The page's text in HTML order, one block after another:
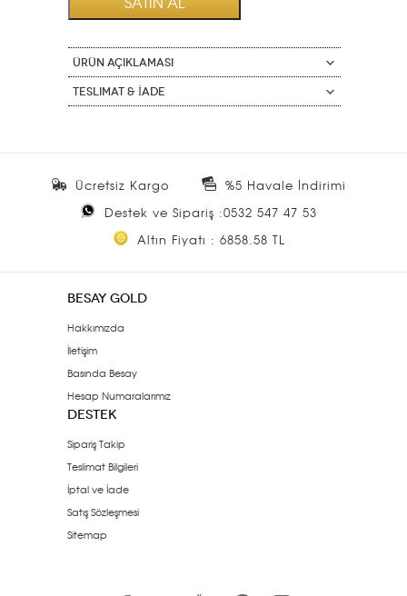
ÜRÜN AÇIKLAMASI
Teslimat & İade
Ücretsiz Kargo
%5 Havale İndirimi
Destek ve Sipariş :0532 547 47 53
Altın Fiyatı : 6858.58 TL
BESAY GOLD
Hakkımızda
İletişim
Basında Besay
Hesap Numaralarımız
DESTEK
Sipariş Takip
Teslimat Bilgileri
İptal ve İade
Satış Sözleşmesi
Sitemap